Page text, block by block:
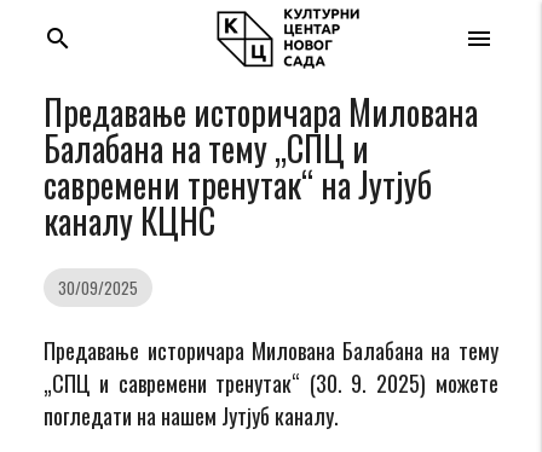
menu
search
Предавање историчара Милована
Балабана на тему „СПЦ и
савремени тренутак“ на Јутјуб
каналу КЦНС
30/09/2025
Предавање историчара Милована Балабана на тему
„СПЦ и савремени тренутак“ (30. 9. 2025) можете
погледати на нашем Јутјуб каналу.